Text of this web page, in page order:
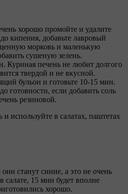
хорошо промойте и удалите
кипения, добавьте лавровый
морковь и маленькую
сушеную зелень.
Куриная печень не любит долгого
твердой и не вкусной.
бульон и готовьте 10-15 мин.
готовности, если добавить соль
резиновой.
используйте в салатах, паштетах
станут синие, а это не очень
салате, 15 мин будет вполне
хорошо.